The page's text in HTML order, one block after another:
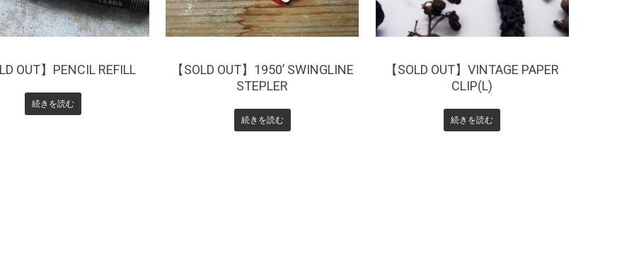
OUT】PENCIL REFILL
続きを読む
【SOLD OUT】1950’ SWINGLINE
STEPLER
続きを読む
【SOLD OUT】VINTAGE PAPER
CLIP(L)
続きを読む